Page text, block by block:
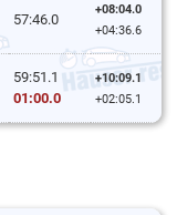
57:46.0
+08:04.0
+04:36.6
59:51.1
01:00.0
+10:09.1
+02:05.1